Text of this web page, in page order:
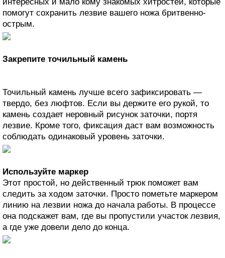
помогут сохранить лезвие вашего ножа бритвенно-
острым.
Закрепите точильный камень
Точильный камень лучше всего зафиксировать —
твердо, без люфтов. Если вы держите его рукой, то
камень создает неровный рисунок заточки, портя
лезвие. Кроме того, фиксация даст вам возможность
соблюдать одинаковый уровень заточки.
Используйте маркер
Этот простой, но действенный трюк поможет вам
следить за ходом заточки. Просто пометьте маркером
линию на лезвии ножа до начала работы. В процессе
она подскажет вам, где вы пропустили участок лезвия,
а где уже довели дело до конца.